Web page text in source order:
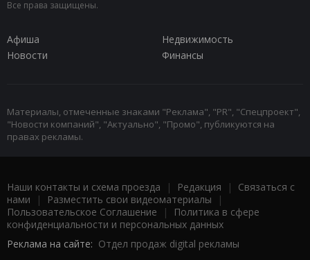
Все права защищены.
Афиша
Недвижимость
Новости
Финансы
Материалы, отмеченные знаками "Реклама", "PR", "Спецпроект",
"Новости компаний", "Актуально", "Промо", публикуются на
правах рекламы.
Наши контакты и схема проезда | Редакция | Связаться с
нами | Разместить свои видеоматериалы |
Пользовательское Соглашение |
Политика в сфере
конфиденциальности и персональных данных
Реклама на сайте: Отдел продаж digital рекламы